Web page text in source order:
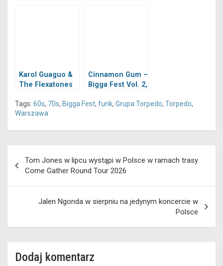
Karol Guaguo &
The Flexatones
Vol.2, 28.02.2026
Cinnamon Gum –
Bigga Fest Vol. 2,
Tags: 60s, 70s, Bigga Fest, funk, Grupa Torpedo, Torpedo,
Warszawa
wpisu
Tom Jones w lipcu wystąpi w Polsce w ramach trasy
Come Gather Round Tour 2026
Jalen Ngonda w sierpniu na jedynym koncercie w
Polsce
Dodaj komentarz